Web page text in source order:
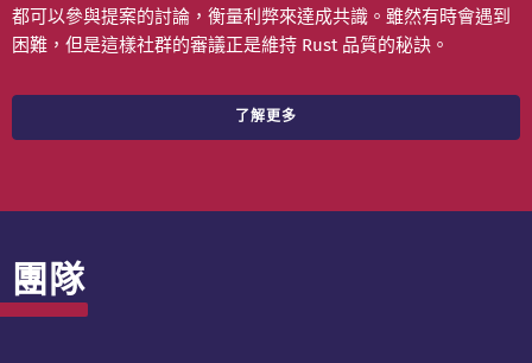
都可以參與提案的討論，衡量利弊來達成共識。雖然有時會遇到
困難，但是這樣社群的審議正是維持 Rust 品質的秘訣。
了解更多
團隊